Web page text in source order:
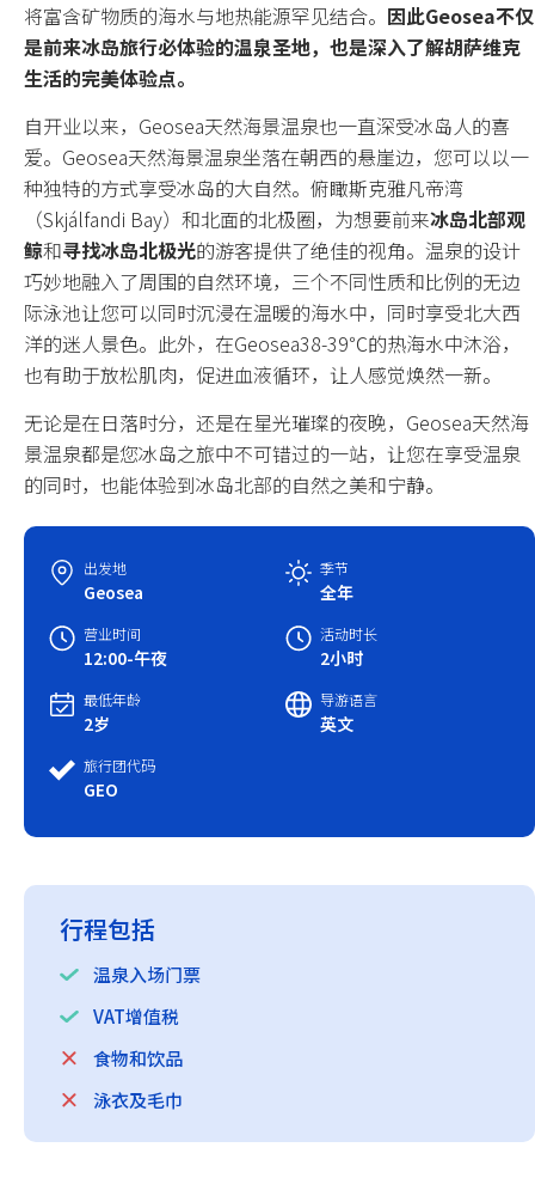
主题分类
冰岛环岛
自驾
蓝冰洞
冰川
温泉
极光
圣诞
中国春节
中国国庆
将富含矿物质的海水与地热能源罕见结合。 因此Geosea不仅
是前来冰岛旅行必体验的温泉圣地，也是深入了解胡萨维克
生活的完美体验点。
自开业以来，Geosea天然海景温泉也一直深受冰岛人的喜
爱。Geosea天然海景温泉坐落在朝西的悬崖边，您可以以一
种独特的方式享受冰岛的大自然。俯瞰斯克雅凡帝湾
（Skjálfandi Bay）和北面的北极圈，为想要前来冰岛北部观
鲸和寻找冰岛北极光的游客提供了绝佳的视角。温泉的设计
巧妙地融入了周围的自然环境，三个不同性质和比例的无边
际泳池让您可以同时沉浸在温暖的海水中，同时享受北大西
洋的迷人景色。此外，在Geosea38-39℃的热海水中沐浴，
也有助于放松肌肉，促进血液循环，让人感觉焕然一新。
无论是在日落时分，还是在星光璀璨的夜晚，Geosea天然海
景温泉都是您冰岛之旅中不可错过的一站，让您在享受温泉
的同时，也能体验到冰岛北部的自然之美和宁静。
出发地
Geosea
季节
全年
营业时间
12:00-午夜
活动时长
2小时
最低年龄
2岁
导游语言
英文
旅行团代码
GEO
行程包括
温泉入场门票
VAT增值税
食物和饮品
泳衣及毛巾